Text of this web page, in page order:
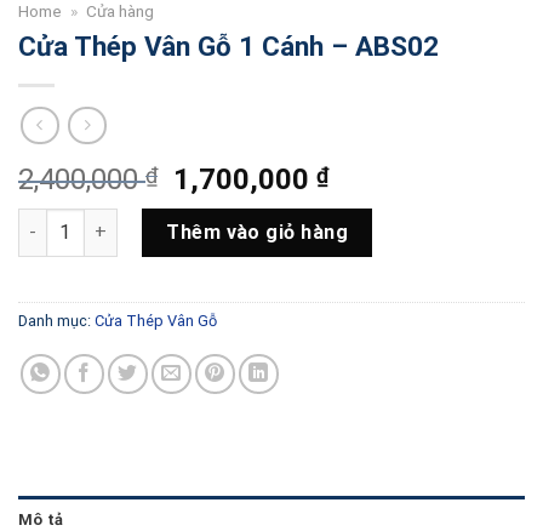
Home » Cửa hàng
Cửa Thép Vân Gỗ 1 Cánh – ABS02
2,400,000₫
Giá
gốc
là:
2,400,000 ₫.
1,700,000₫Giá
hiện
tại
là:
1,700,000 ₫.
Cửa Thép Vân Gỗ 1 Cánh - ABS02 số lượng
Thêm vào giỏ hàng
Danh mục: Cửa Thép Vân Gỗ
Mô tả